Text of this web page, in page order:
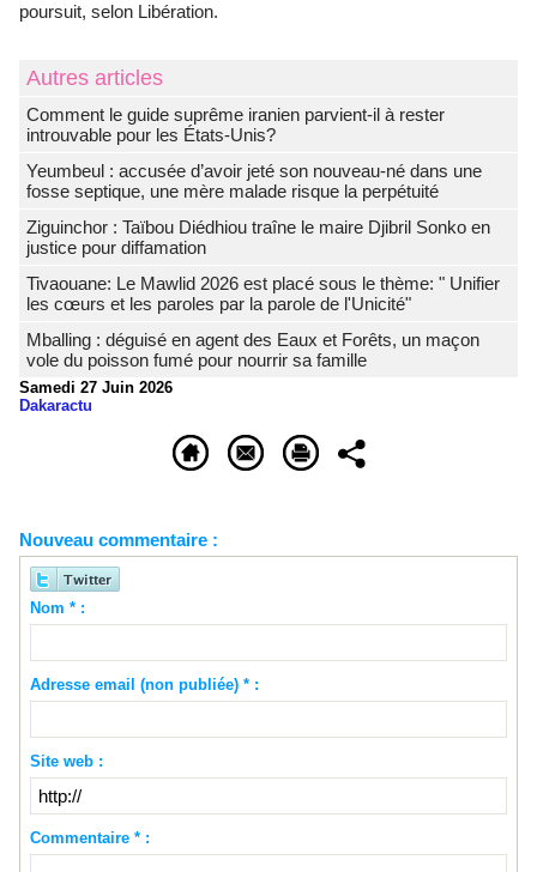
poursuit, selon Libération.
Autres articles
Comment le guide suprême iranien parvient-il à rester
introuvable pour les États-Unis?
Yeumbeul : accusée d’avoir jeté son nouveau-né dans une
fosse septique, une mère malade risque la perpétuité
Ziguinchor : Taïbou Diédhiou traîne le maire Djibril Sonko en
justice pour diffamation
Tivaouane: Le Mawlid 2026 est placé sous le thème: " Unifier
les cœurs et les paroles par la parole de l'Unicité"
Mballing : déguisé en agent des Eaux et Forêts, un maçon
vole du poisson fumé pour nourrir sa famille
Samedi 27 Juin 2026
Dakaractu
Nouveau commentaire :
Nom * :
Adresse email (non publiée) * :
Site web :
Commentaire * :